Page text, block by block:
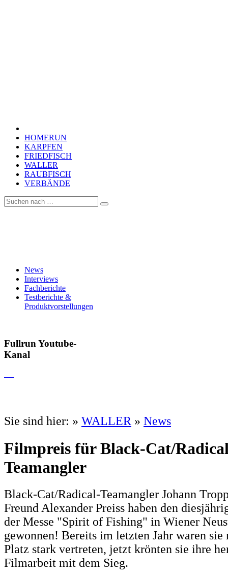
HOMERUN
KARPFEN
FRIEDFISCH
WALLER
RAUBFISCH
VERBÄNDE
News
Interviews
Fachberichte
Testberichte &
Produktvorstellungen
Fullrun Youtube-
Kanal
Sie sind hier: » WALLER » News
Filmpreis für Black-Cat/
Teamangler
Black-Cat/Radical-Teamangler Johann
Freund Alexander Preiss haben den
der Messe "Spirit of Fishing" in Wiener
gewonnen! Bereits im letzten Jahr waren
Platz stark vertreten, jetzt krönten sie ihre
Filmarbeit mit dem Sieg.